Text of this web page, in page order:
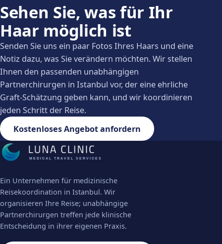
Sehen Sie, was für Ihr
Haar möglich ist
Senden Sie uns ein paar Fotos Ihres Haars und eine
Notiz dazu, was Sie verändern möchten. Wir stellen
Ihnen den passenden unabhängigen
Partnerchirurgen in Istanbul vor, der eine ehrliche
Graft-Schätzung geben kann, und wir koordinieren
jeden Schritt der Reise.
Kostenloses Angebot anfordern
MEDICAL TRAVEL SERVICES
Ein Unternehmen für medizinische
Reisekoordination in Istanbul. Wir
organisieren Ihre Reise; unabhängige
Partnerchirurgen treffen jede klinische
Entscheidung in ihrer eigenen Praxis.